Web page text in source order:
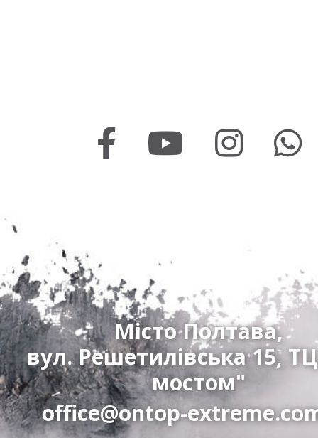
Місто Полтава,
вул. Решетилівська 15,
мостом"
office@ontop-